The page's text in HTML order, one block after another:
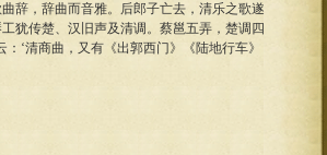
辞，辞曲而音雅。后郎子亡去，清乐之歌遂
犹传楚、汉旧声及清调。蔡邕五弄，楚调四
‘清商曲，又有《出郭西门》《陆地行车》